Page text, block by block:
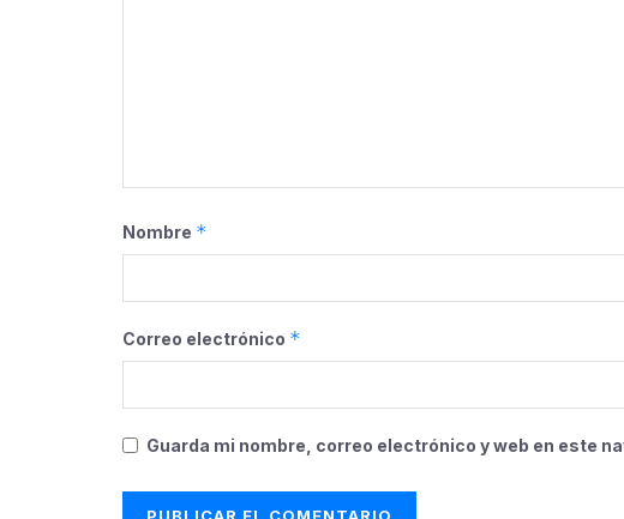
Nombre *
Correo electrónico *
Guarda mi nombre, correo electrónico y web en este